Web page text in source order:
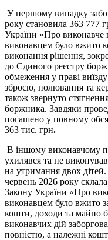
У першому випадку
року становила 363 777
України «Про
виконавцем було вжито
виконання рішення,
до Єдиного реєстру
обмеження у праві
зброєю, полювання та
також звернуто
боржника. Завдяки
погашено у повному
363 тис. грн.
В іншому виконавчому
ухилявся та не
на утримання двох
червень 2026 року
Закону України «Про
виконавцем було вжито
кошти, доходи та майно
виконавчих дій
повністю, а належні